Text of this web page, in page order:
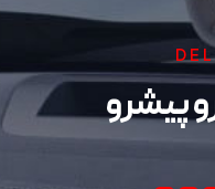
پیشرو